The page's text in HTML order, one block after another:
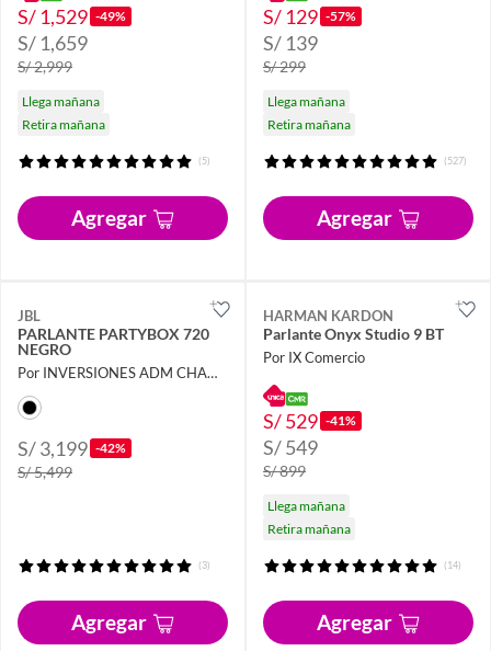
S/ 1,529 -49%
S/ 1,659
S/ 2,999
Llega mañana
Retira mañana
(5)
Agregar
S/ 129 -57%
S/ 139
S/ 299
Llega mañana
Retira mañana
(527)
Agregar
JBL
PARLANTE PARTYBOX 720
NEGRO
Por INVERSIONES ADM CHAMORRO SAC
S/ 3,199 -42%
S/ 5,499
(3)
Agregar
HARMAN KARDON
Parlante Onyx Studio 9 BT
Por IX Comercio
S/ 529 -41%
S/ 549
S/ 899
Llega mañana
Retira mañana
(14)
Agregar